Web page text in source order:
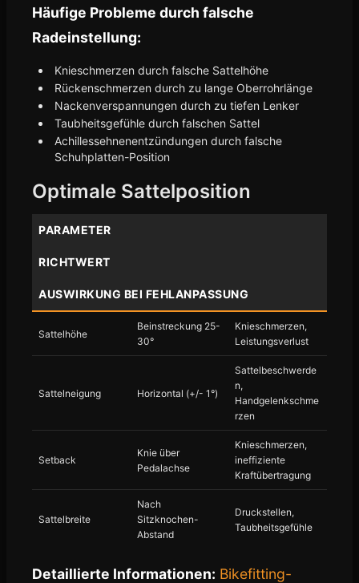
Häufige Probleme durch falsche
Radeinstellung:
Knieschmerzen durch falsche Sattelhöhe
Rückenschmerzen durch zu lange Oberrohrlänge
Nackenverspannungen durch zu tiefen Lenker
Taubheitsgefühle durch falschen Sattel
Achillessehnenentzündungen durch falsche
Schuhplatten-Position
Optimale Sattelposition
PARAMETER
RICHTWERT
AUSWIRKUNG BEI FEHLANPASSUNG
Sattelhöhe
Beinstreckung 25-
30°
Knieschmerzen,
Leistungsverlust
Sattelneigung Horizontal (+/- 1°)
Sattelbeschwerde
n,
Handgelenkschme
rzen
Setback
Knie über
Pedalachse
Knieschmerzen,
ineffiziente
Kraftübertragung
Sattelbreite
Nach
Sitzknochen-
Abstand
Druckstellen,
Taubheitsgefühle
Detaillierte Informationen: Bikefitting-